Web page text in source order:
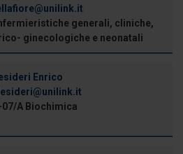
generali, cliniche,
ginecologiche e neonatali
Enrico
07/A Biochimica